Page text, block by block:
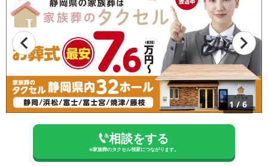
1/6
相談をする
※家族葬のタクセル領家につながります。